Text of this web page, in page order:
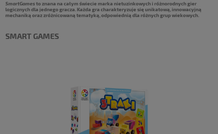
SmartGamesto znana na całym świecie marka nietuzinkowych i różnorodnych gier
logicznych dla jednego gracza. Każda gra charakteryzuje się unikatową, innowacyjną
mechaniką oraz zróżnicowaną tematyką, odpowiednią dla różnych grup wiekowych.
SMART GAMES